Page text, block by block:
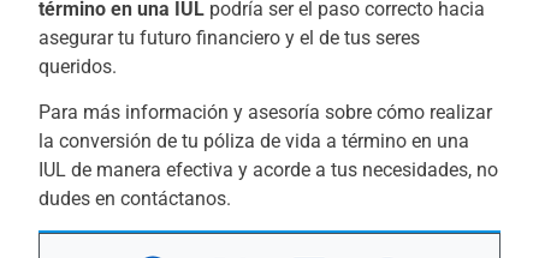
término en una IUL podría ser el paso correcto hacia
asegurar tu futuro financiero y el de tus seres
queridos.
Para más información y asesoría sobre cómo realizar
la conversión de tu póliza de vida a término en una
IUL de manera efectiva y acorde a tus necesidades, no
dudes en contáctanos.